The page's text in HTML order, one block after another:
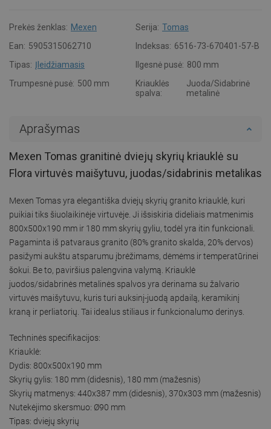
Prekės ženklas: Mexen Serija: Tomas
Ean: 5905315062710 Indeksas: 6516-73-670401-57-B
Tipas: Įleidžiamasis Ilgesnė pusė: 800 mm
Trumpesnė pusė: 500 mm
Kriauklės
spalva:
Juoda/Sidabrinė
metalinė
Aprašymas
Mexen Tomas granitinė dviejų skyrių kriauklė su
Flora virtuvės maišytuvu, juodas/sidabrinis metalikas
Mexen Tomas yra elegantiška dviejų skyrių granito kriauklė, kuri
puikiai tiks šiuolaikinėje virtuvėje. Ji išsiskiria dideliais matmenimis
800x500x190 mm ir 180 mm skyrių gyliu, todėl yra itin funkcionali.
Pagaminta iš patvaraus granito (80% granito skalda, 20% dervos)
pasižymi aukštu atsparumu įbrėžimams, dėmėms ir temperatūrinei
šokui. Be to, paviršius palengvina valymą. Kriauklė
juodos/sidabrinės metalinės spalvos yra derinama su žalvario
virtuvės maišytuvu, kuris turi auksinį-juodą apdailą, keramikinį
kraną ir perliatorių. Tai idealus stiliaus ir funkcionalumo derinys.
Techninės specifikacijos:
Kriauklė:
Dydis: 800x500x190 mm
Skyrių gylis: 180 mm (didesnis), 180 mm (mažesnis)
Skyrių matmenys: 440x387 mm (didesnis), 370x303 mm (mažesnis)
Nutekėjimo skersmuo: Ø90 mm
Tipas: dviejų skyrių